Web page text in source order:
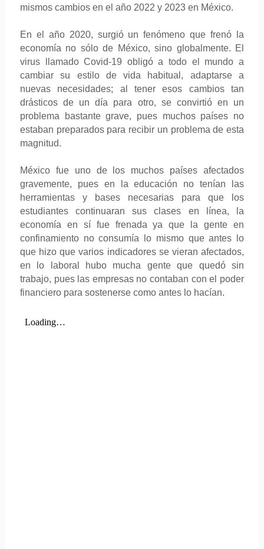
mismos cambios en el año 2022 y 2023 en México.
En el año 2020, surgió un fenómeno que frenó la
economía no sólo de México, sino globalmente. El
virus llamado Covid-19 obligó a todo el mundo a
cambiar su estilo de vida habitual, adaptarse a
nuevas necesidades; al tener esos cambios tan
drásticos de un día para otro, se convirtió en un
problema bastante grave, pues muchos países no
estaban preparados para recibir un problema de esta
magnitud.
México fue uno de los muchos países afectados
gravemente, pues en la educación no tenían las
herramientas y bases necesarias para que los
estudiantes continuaran sus clases en línea, la
economía en sí fue frenada ya que la gente en
confinamiento no consumía lo mismo que antes lo
que hizo que varios indicadores se vieran afectados,
en lo laboral hubo mucha gente que quedó sin
trabajo, pues las empresas no contaban con el poder
financiero para sostenerse como antes lo hacían.